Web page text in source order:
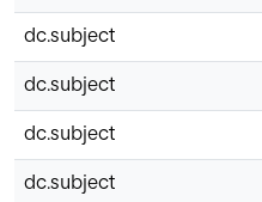
dc.subject
dc.subject
dc.subject
dc.subject